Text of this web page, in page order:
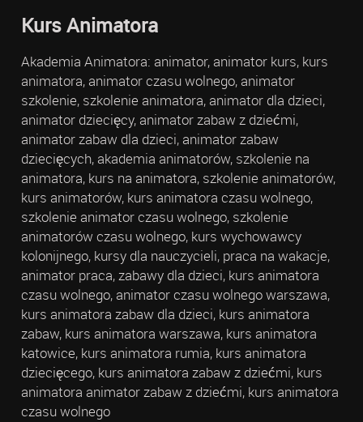
Kurs Animatora
Akademia Animatora: animator, animator kurs, kurs
animatora, animator czasu wolnego, animator
szkolenie, szkolenie animatora, animator dla dzieci,
animator dziecięcy, animator zabaw z dziećmi,
animator zabaw dla dzieci, animator zabaw
dziecięcych, akademia animatorów, szkolenie na
animatora, kurs na animatora, szkolenie animatorów,
kurs animatorów, kurs animatora czasu wolnego,
szkolenie animator czasu wolnego, szkolenie
animatorów czasu wolnego, kurs wychowawcy
kolonijnego, kursy dla nauczycieli, praca na wakacje,
animator praca, zabawy dla dzieci, kurs animatora
czasu wolnego, animator czasu wolnego warszawa,
kurs animatora zabaw dla dzieci, kurs animatora
zabaw, kurs animatora warszawa, kurs animatora
katowice, kurs animatora rumia, kurs animatora
dziecięcego, kurs animatora zabaw z dziećmi, kurs
animatora animator zabaw z dziećmi, kurs animatora
czasu wolnego